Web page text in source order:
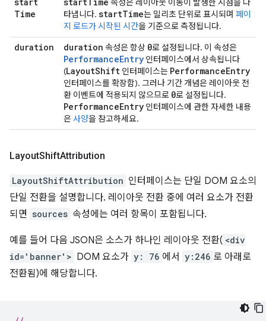
Time
속성은 레이아웃 이동이 발생한 시점을 나
타냅니다. startTime는 밀리초 단위로 표시되며 페이
지 로드가 시작된 시간을 기준으로 측정됩니다.
duration duration 속성은 항상 0로 설정됩니다. 이 속성은
PerformanceEntry 인터페이스에서 상속됩니다
(LayoutShift 인터페이스는 PerformanceEntry
인터페이스를 확장함). 그러나 기간 개념은 레이아웃 전
환 이벤트에 적용되지 않으므로 0로 설정됩니다.
PerformanceEntry 인터페이스에 관한 자세한 내용
은사양을 참고하세요.
LayoutShiftAttribution
LayoutShiftAttribution 인터페이스는 단일 DOM 요소의
단일 전환을 설명합니다. 레이아웃 전환 중에 여러 요소가 전환
되면 sources 속성에는 여러 항목이 포함됩니다.
예를 들어 다음 JSON은 소스가 하나인 레이아웃 전환( <div
id='banner'> DOM 요소가 y: 76 에서 y:246 로 아래로
전환됨)에 해당합니다.